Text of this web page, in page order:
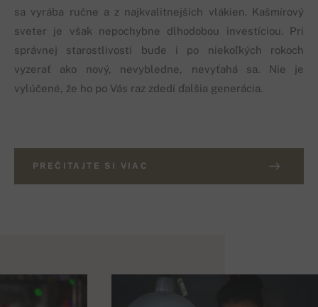
sa vyrába ručne a z najkvalitnejších vlákien. Kašmírový
sveter je však nepochybne dlhodobou investíciou. Pri
správnej starostlivosti bude i po niekoľkých rokoch
vyzerať ako nový, nevybledne, nevyťahá sa. Nie je
vylúčené, že ho po Vás raz zdedí ďalšia generácia.
PREČITAJTE SI VIAC